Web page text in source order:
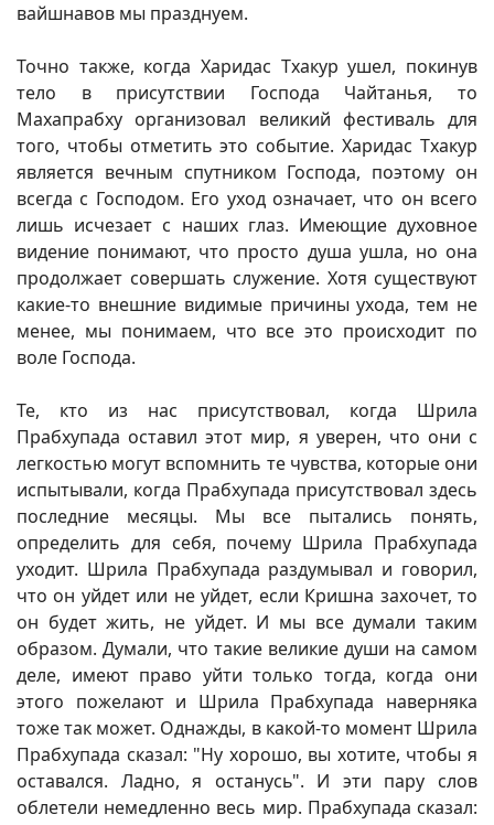
вайшнавов мы празднуем.
Точно также, когда Харидас Тхакур ушел, покинув
тело в присутствии Господа Чайтанья, то
Махапрабху организовал великий фестиваль для
того, чтобы отметить это событие. Харидас Тхакур
является вечным спутником Господа, поэтому он
всегда с Господом. Его уход означает, что он всего
лишь исчезает с наших глаз. Имеющие духовное
видение понимают, что просто душа ушла, но она
продолжает совершать служение. Хотя существуют
какие-то внешние видимые причины ухода, тем не
менее, мы понимаем, что все это происходит по
воле Господа.
Те, кто из нас присутствовал, когда Шрила
Прабхупада оставил этот мир, я уверен, что они с
легкостью могут вспомнить те чувства, которые они
испытывали, когда Прабхупада присутствовал здесь
последние месяцы. Мы все пытались понять,
определить для себя, почему Шрила Прабхупада
уходит. Шрила Прабхупада раздумывал и говорил,
что он уйдет или не уйдет, если Кришна захочет, то
он будет жить, не уйдет. И мы все думали таким
образом. Думали, что такие великие души на самом
деле, имеют право уйти только тогда, когда они
этого пожелают и Шрила Прабхупада наверняка
тоже так может. Однажды, в какой-то момент Шрила
Прабхупада сказал: "Ну хорошо, вы хотите, чтобы я
оставался. Ладно, я останусь". И эти пару слов
облетели немедленно весь мир. Прабхупада сказал: